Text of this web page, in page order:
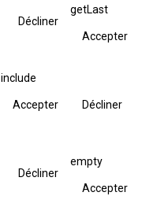
Décliner
getLast
Accepter
include
Accepter Décliner
Décliner
empty
Accepter